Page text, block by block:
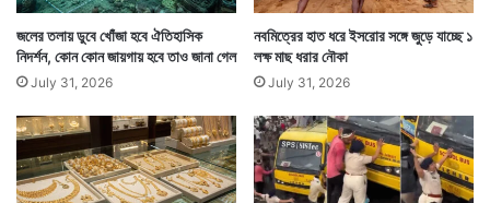
জলের তলায় ডুবে খোঁজা হবে ঐতিহাসিক
নিদর্শন, কোন কোন জায়গায় হবে তাও জানা গেল
July 31, 2026
নবমিত্রের হাত ধরে ইসরোর সঙ্গে জুড়ে যাচ্ছে ১
লক্ষ মাছ ধরার নৌকা
July 31, 2026